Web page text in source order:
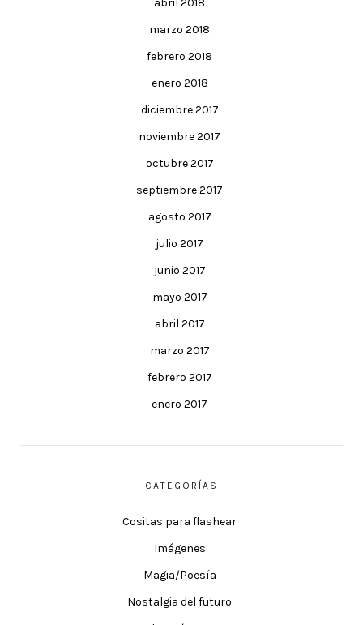
abril 2018
marzo 2018
febrero 2018
enero 2018
diciembre 2017
noviembre 2017
octubre 2017
septiembre 2017
agosto 2017
julio 2017
junio 2017
mayo 2017
abril 2017
marzo 2017
febrero 2017
enero 2017
CATEGORÍAS
Cositas para flashear
Imágenes
Magia/Poesía
Nostalgia del futuro